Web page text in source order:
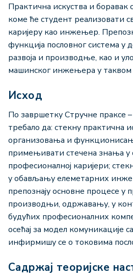
Практична искуства и боравак
коме ће студент реализовати
каријеру као инжењер.
функција пословног система у
развоја и производње, као и
машинског инжењера у таквом
Исход
По завршетку Стручне праксе
требалo да: стекну практична
организовања и
примењивати стечена знања у
професионалној каријери;
у обављању елеметарних
препознају основне процесе у
производњи, одржавању, у
будућих професионалних
осећај за модел комуникације
инфирмишу се о токовима
Садржај теоријске